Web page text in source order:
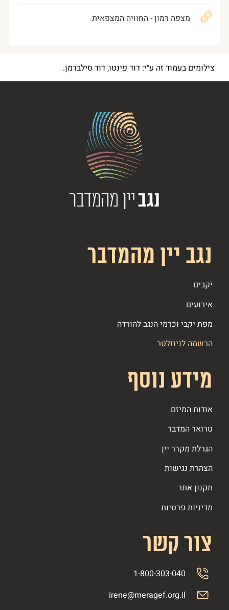
מצפה רמון - החוויה המצפאית
צילומים בעמוד זה ע״י: דוד פינטו, דוד סילברמן.
נגב יין מהמדבר
יקבים
אירועים
מפת יקבי וכרמי הנגב להורדה
הרשמה לניוזלטר
מידע נוסף
אודות המיזם
טרואר המדבר
הגרלת מקרר יין
הצהרת נגישות
תקנון אתר
מדיניות פרטיות
צור קשר
1-800-303-040
irene@meragef.org.il